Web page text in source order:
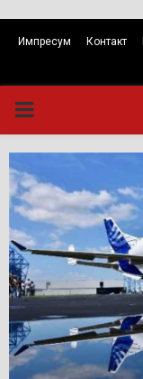
Импресум Контакт
PRIMARY
MENU